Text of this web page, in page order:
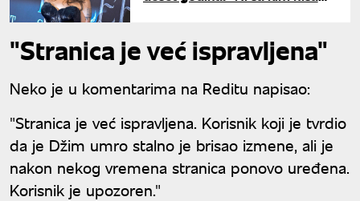
"Stranica je već ispravljena"
Neko je u komentarima na Reditu napisao:
"Stranica je već ispravljena. Korisnik koji je tvrdio
da je Džim umro stalno je brisao izmene, ali je
nakon nekog vremena stranica ponovo uređena.
Korisnik je upozoren."